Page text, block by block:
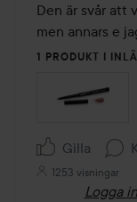
Den är svår att
men annars e
1 PRODUKT I
Gilla
1253 visningar
Logga in